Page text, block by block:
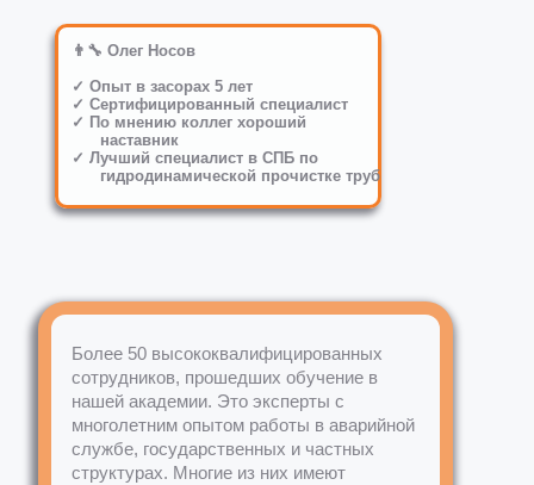
👨‍🔧 Олег Носов
✓ Опыт в засорах 5 лет
✓ Сертифицированный специалист
✓ По мнению коллег хороший
наставник
✓ Лучший специалист в СПБ по
гидродинамической прочистке труб
Более 50 высококвалифицированных
сотрудников, прошедших обучение в
нашей академии. Это эксперты с
многолетним опытом работы в аварийной
службе, государственных и частных
структурах. Многие из них имеют